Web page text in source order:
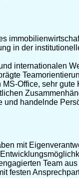
in der
internationalen
Office, sehr
und handelnde
mit
Team
festen